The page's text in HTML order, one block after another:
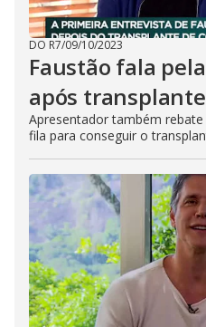
DO R7/09/10/2023
Faustão fala
após
Apresentador também
fila para conseguir o